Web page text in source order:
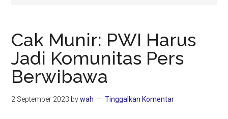
Cak Munir: PWI Harus
Jadi Komunitas Pers
Berwibawa
2 September 2023 bywah Tinggalkan Komentar